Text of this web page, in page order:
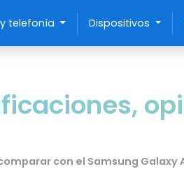
telefonía Dispositivos
con el Samsung Galaxy